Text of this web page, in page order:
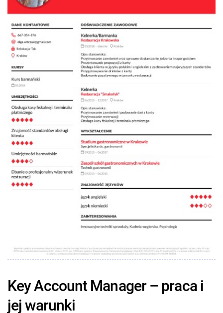
Key Account Manager – praca i
jej warunki